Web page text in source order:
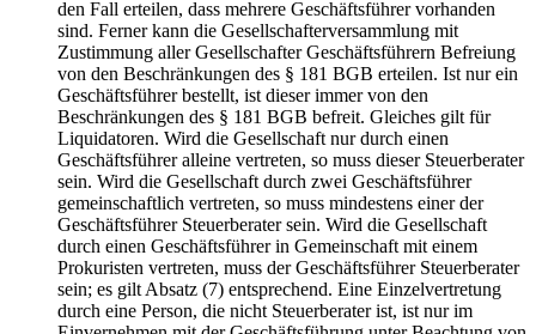
den Fall erteilen, dass mehrere Geschäftsführer vorhanden
sind. Ferner kann die Gesellschafterversammlung mit
Zustimmung aller Gesellschafter Geschäftsführern Befreiung
von den Beschränkungen des § 181 BGB erteilen. Ist nur ein
Geschäftsführer bestellt, ist dieser immer von den
Beschränkungen des § 181 BGB befreit. Gleiches gilt für
Liquidatoren. Wird die Gesellschaft nur durch einen
Geschäftsführer alleine vertreten, so muss dieser Steuerberater
sein. Wird die Gesellschaft durch zwei Geschäftsführer
gemeinschaftlich vertreten, so muss mindestens einer der
Geschäftsführer Steuerberater sein. Wird die Gesellschaft
durch einen Geschäftsführer in Gemeinschaft mit einem
Prokuristen vertreten, muss der Geschäftsführer Steuerberater
sein; es gilt Absatz (7) entsprechend. Eine Einzelvertretung
durch eine Person, die nicht Steuerberater ist, ist nur im